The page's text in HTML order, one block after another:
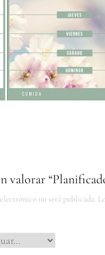
valorar
no será publicada.